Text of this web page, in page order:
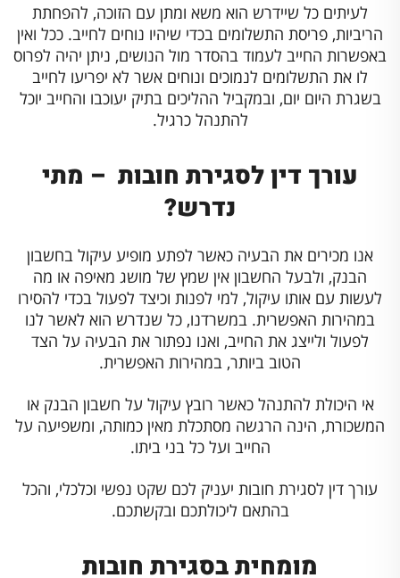
לעיתים כל שיידרש הוא משא ומתן עם הזוכה, להפחתת
הריביות, פריסת התשלומים בכדי שיהיו נוחים לחייב. ככל ואין
באפשרות החייב לעמוד בהסדר מול הנושים, ניתן יהיה לפרוס
לו את התשלומים לנמוכים ונוחים אשר לא יפריעו לחייב
בשגרת היום יום, ובמקביל ההליכים בתיק יעוכבו והחייב יוכל
להתנהל כרגיל.
עורך דין לסגירת חובות – מתי
נדרש?
אנו מכירים את הבעיה כאשר לפתע מופיע עיקול בחשבון
הבנק, ולבעל החשבון אין שמץ של מושג מאיפה או מה
לעשות עם אותו עיקול, למי לפנות וכיצד לפעול בכדי להסירו
במהירות האפשרית. במשרדנו, כל שנדרש הוא לאשר לנו
לפעול ולייצג את החייב, ואנו נפתור את הבעיה על הצד
הטוב ביותר, במהירות האפשרית.
אי היכולת להתנהל כאשר רובץ עיקול על חשבון הבנק או
המשכורת, הינה הרגשה מסתכלת מאין כמותה, ומשפיעה על
החייב ועל כל בני ביתו.
עורך דין לסגירת חובות יעניק לכם שקט נפשי וכלכלי, והכל
בהתאם ליכולתכם ובקשתכם.
מומחית בסגירת חובות